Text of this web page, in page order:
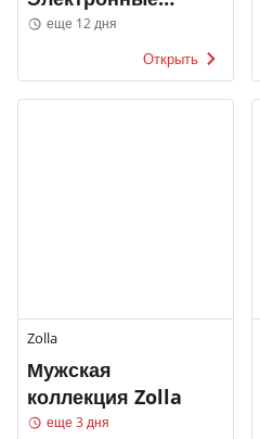
каталоги
еще 12 дня
Открыть
Zolla
Мужская
коллекция Zolla
еще 3 дня